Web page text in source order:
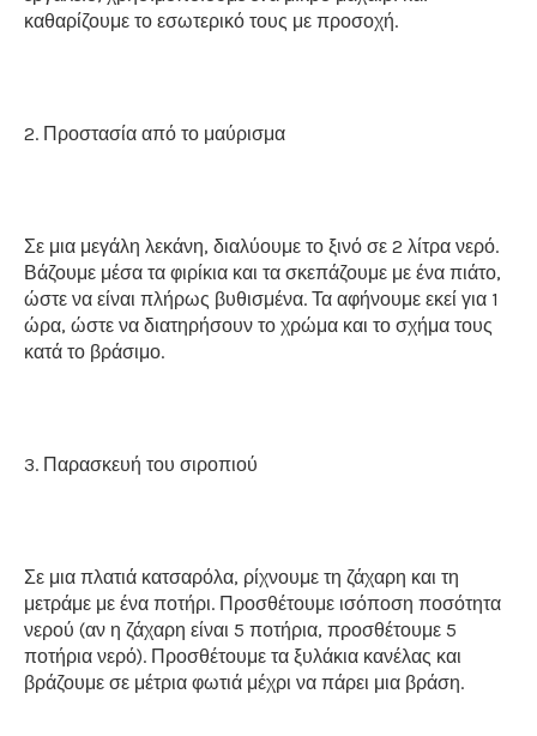
καθαρίζουμε το εσωτερικό τους με προσοχή.
2. Προστασία από το μαύρισμα
Σε μια μεγάλη λεκάνη, διαλύουμε το ξινό σε 2 λίτρα νερό.
Βάζουμε μέσα τα φιρίκια και τα σκεπάζουμε με ένα πιάτο,
ώστε να είναι πλήρως βυθισμένα. Τα αφήνουμε εκεί για 1
ώρα, ώστε να διατηρήσουν το χρώμα και το σχήμα τους
κατά το βράσιμο.
3. Παρασκευή του σιροπιού
Σε μια πλατιά κατσαρόλα, ρίχνουμε τη ζάχαρη και τη
μετράμε με ένα ποτήρι. Προσθέτουμε ισόποση ποσότητα
νερού (αν η ζάχαρη είναι 5 ποτήρια, προσθέτουμε 5
ποτήρια νερό). Προσθέτουμε τα ξυλάκια κανέλας και
βράζουμε σε μέτρια φωτιά μέχρι να πάρει μια βράση.